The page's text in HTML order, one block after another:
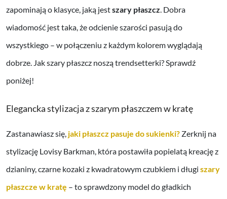
zapominają o klasyce, jaką jestszary płaszcz. Dobra
wiadomość jest taka, że odcienie szarości pasują do
wszystkiego – w połączeniu z każdym kolorem wyglądają
dobrze. Jak szary płaszcz noszą trendsetterki? Sprawdź
poniżej!
Elegancka stylizacja z szarym płaszczem w kratę
Zastanawiasz się, jaki płaszcz pasuje do sukienki? Zerknij na
stylizację Lovisy Barkman, która postawiła popielatą kreację z
dzianiny, czarne kozaki z kwadratowym czubkiem i długi szary
płaszcze w kratę – to sprawdzony model do gładkich